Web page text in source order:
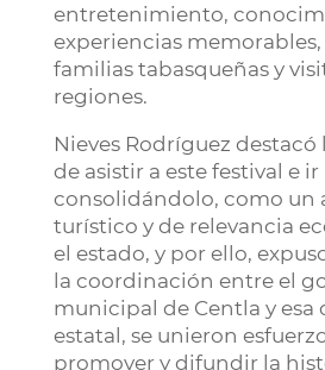
entretenimiento,
experiencias memorables,
familias tabasqueñas y
regiones.
Nieves Rodríguez
de asistir a este festival e ir
consolidándolo, como un
turístico y de relevancia
el estado, y por ello,
la coordinación entre el
municipal de Centla y esa
estatal, se unieron
promover y difundir la